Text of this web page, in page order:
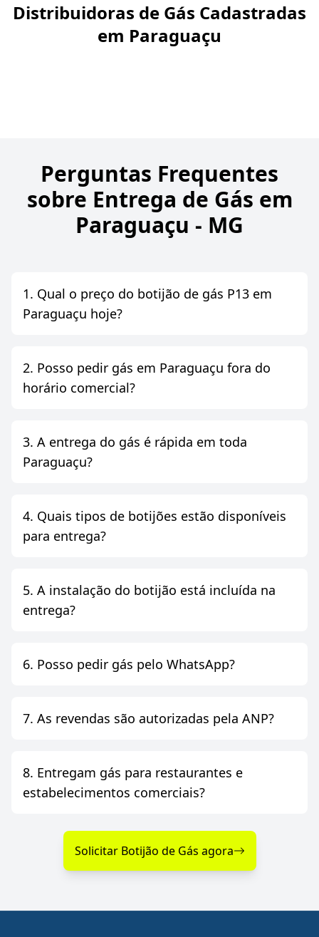
Distribuidoras de Gás Cadastradas
em Paraguaçu
Perguntas Frequentes
sobre Entrega de Gás em
Paraguaçu - MG
1. Qual o preço do botijão de gás P13 em
Paraguaçu hoje?
2. Posso pedir gás em Paraguaçu fora do
horário comercial?
3. A entrega do gás é rápida em toda
Paraguaçu?
4. Quais tipos de botijões estão disponíveis
para entrega?
5. A instalação do botijão está incluída na
entrega?
6. Posso pedir gás pelo WhatsApp?
7. As revendas são autorizadas pela ANP?
8. Entregam gás para restaurantes e
estabelecimentos comerciais?
Solicitar Botijão de Gás agora